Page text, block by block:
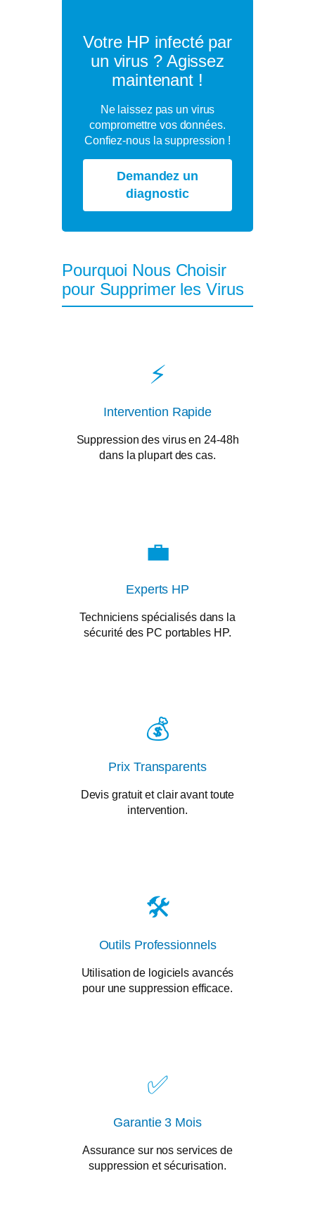
Votre HP infecté par
un virus ? Agissez
maintenant !
Ne laissez pas un virus
compromettre vos données.
Confiez-nous la suppression !
Demandez un
diagnostic
Pourquoi Nous Choisir
pour Supprimer les Virus
⚡
Intervention Rapide
Suppression des virus en 24-48h
dans la plupart des cas.
💼
Experts HP
Techniciens spécialisés dans la
sécurité des PC portables HP.
💰
Prix Transparents
Devis gratuit et clair avant toute
intervention.
🛠️
Outils Professionnels
Utilisation de logiciels avancés
pour une suppression efficace.
✅
Garantie 3 Mois
Assurance sur nos services de
suppression et sécurisation.